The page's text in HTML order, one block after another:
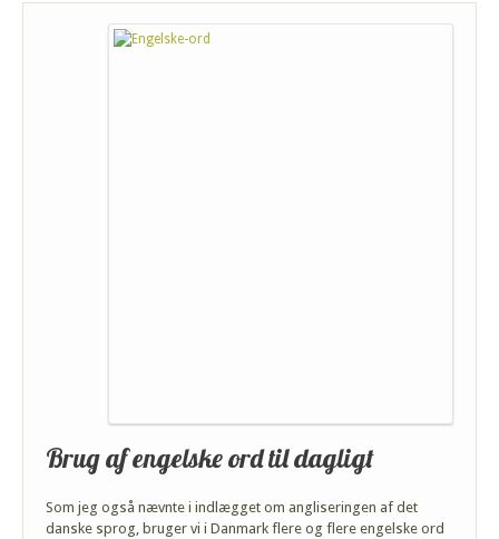
Brug af engelske ord til dagligt
Som jeg også nævnte i indlægget om angliseringen af det
danske sprog, bruger vi i Danmark flere og flere engelske ord